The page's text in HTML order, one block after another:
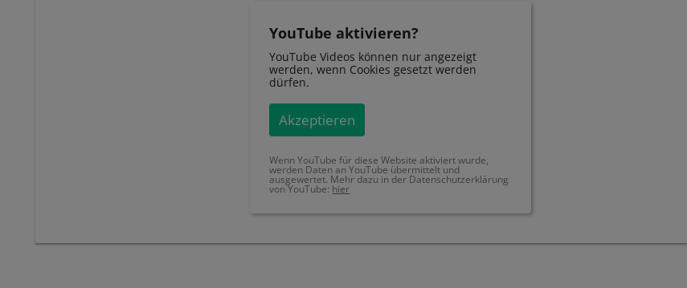
YouTube aktivieren?
YouTube Videos können nur angezeigt
werden, wenn Cookies gesetzt werden
dürfen.
Akzeptieren
Wenn YouTube für diese Website aktiviert wurde,
werden Daten an YouTube übermittelt und
ausgewertet. Mehr dazu in der Datenschutzerklärung
von YouTube: hier